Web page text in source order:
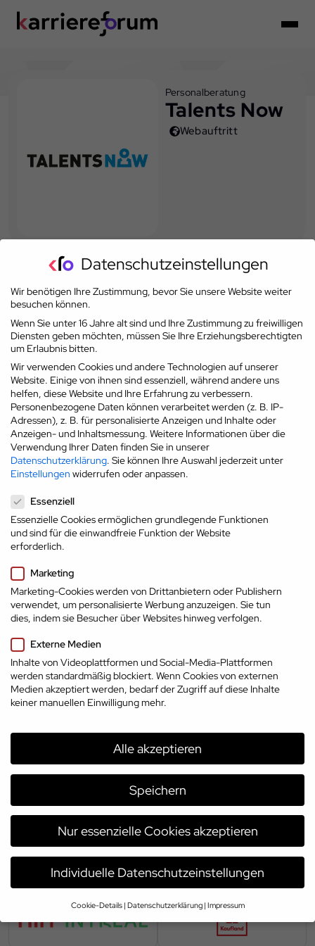
Personalberatung
Talents Now
Webauftritt
Wie verhalte ich mich bei der
Bewerbung?
Tipps und Strategien für ein erfolgreiches Bewerbungsverfahren.
Wie verhalte ich mich richtig? Wie kann ich mich von der Masse
abheben?
Talentsnow ist eine Personalberatung spezialisiert auf die Suche und
Platzierung von Führungs- und Fachkräften. Der Fokus liegt auf
Positionen in der Immobilien- und Baubranche sowie im
Digitalbereich. Darüber hinaus unterstütze ich meine Kunden bei der
Erarbeitung und Implementierung von Employer Branding
Kontakt
Gravenhorststraße 25
21335 Lüneburg
Deutschland
Datenschutzeinstellungen
Wir benötigen Ihre Zustimmung, bevor Sie unsere Website weiter
besuchen können.
Wenn Sie unter 16 Jahre alt sind und Ihre Zustimmung zu freiwilligen
Diensten geben möchten, müssen Sie Ihre Erziehungsberechtigten
um Erlaubnis bitten.
Wir verwenden Cookies und andere Technologien auf unserer
Website. Einige von ihnen sind essenziell, während andere uns
helfen, diese Website und Ihre Erfahrung zu verbessern.
Personenbezogene Daten können verarbeitet werden (z. B. IP-
Adressen), z. B. für personalisierte Anzeigen und Inhalte oder
Anzeigen- und Inhaltsmessung. Weitere Informationen über die
Verwendung Ihrer Daten finden Sie in unserer
Datenschutzerklärung. Sie können Ihre Auswahl jederzeit unter
Einstellungen widerrufen oder anpassen.
Essenziell
Essenzielle Cookies ermöglichen grundlegende Funktionen
und sind für die einwandfreie Funktion der Website
erforderlich.
Marketing
Marketing-Cookies werden von Drittanbietern oder Publishern
verwendet, um personalisierte Werbung anzuzeigen. Sie tun
dies, indem sie Besucher über Websites hinweg verfolgen.
Externe Medien
Inhalte von Videoplattformen und Social-Media-Plattformen
werden standardmäßig blockiert. Wenn Cookies von externen
Medien akzeptiert werden, bedarf der Zugriff auf diese Inhalte
keiner manuellen Einwilligung mehr.
Alle akzeptieren
Speichern
Nur essenzielle Cookies akzeptieren
Individuelle Datenschutzeinstellungen
Cookie-Details Datenschutzerklärung Impressum
Datenschutzeinstellungen